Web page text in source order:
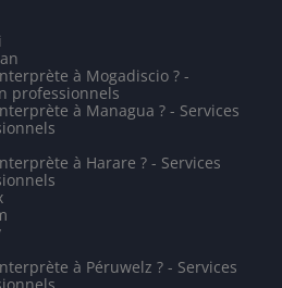
à Mogadiscio ? -
professionnels
à Managua ? - Services
à Harare ? - Services
à Péruwelz ? - Services